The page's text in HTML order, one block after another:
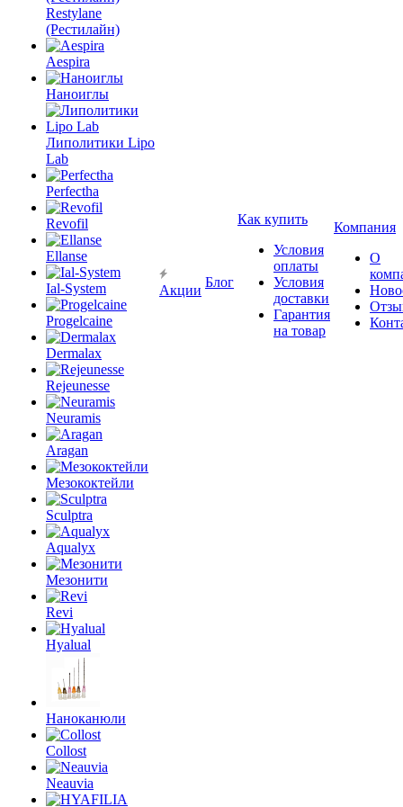
Restylane
(Рестилайн)
Aespira
Наноиглы
Липолитики Lipo
Lab
Perfectha
Revofil
Ellanse
Ial-System
Progelcaine
Dermalax
Rejeunesse
Neuramis
Aragan
Мезококтейли
Sculptra
Aqualyx
Мезонити
Revi
Hyalual
Наноканюли
Collost
Neauvia
Акции
Блог
Как купить
Условия
оплаты
Условия
доставки
Гарантия
на товар
Компания
О